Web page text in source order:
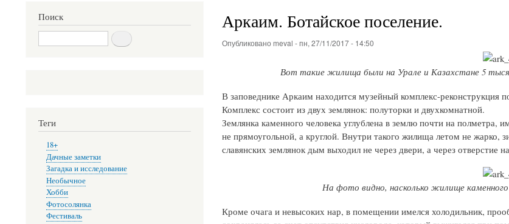
Аркаим. Ботайское поселение.
Опубликовано meval -пн, 27/11/2017 - 14:50
Вот такие жилища были на Урале и Казахстане 5
В заповеднике Аркаим находится музейный комплекс-реконструкция
Комплекс состоит из двух землянок: полуторки и двухкомнатной.
Землянка каменного человека углублена в землю почти на полметра,
не прямоугольной, а круглой. Внутри такого жилища летом не
славянских землянок дым выходил не через двери, а через отверстие
На фото видно, насколько жилище
Кроме очага и невысоких нар, в помещении имелся холодильник,
Поиск
Поиск
Теги
18+
Дачные заметки
Загадка и исследование
Необычное
Хобби
Фотосолянка
Фестиваль